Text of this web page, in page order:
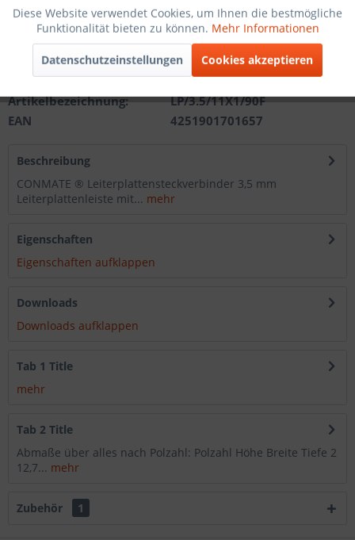
In den Warenkorb
Merken
Artikel-Nr.:
201210211111
Artikelbezeichnung:
LP/3.5/11X1/90F
EAN
4251901701657
Beschreibung
CONMATE ® Leiterplattensteckverbinder 3,5 mm
Leiterplattenleiste mit... mehr
Eigenschaften
Eigenschaften aufklappen
Downloads
Downloads aufklappen
Tab 1 Title
mehr
Tab 2 Title
Abmaße über alles nach Polzahl: Polzahl Höhe Breite Tiefe 2
12,7... mehr
Zubehör 1
Diese Website verwendet Cookies, um Ihnen die bestmögliche
Funktionalität bieten zu können. Mehr Informationen
Datenschutzeinstellungen Cookies akzeptieren